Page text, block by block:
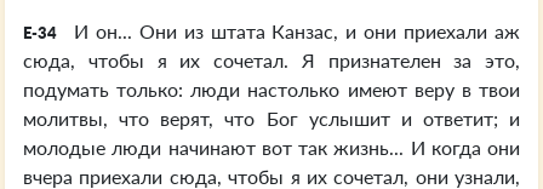
E-34
И он... Они из штата Канзас, и они приехали аж
сюда, чтобы я их сочетал. Я признателен за это,
подумать только: люди настолько имеют веру в твои
молитвы, что верят, что Бог услышит и ответит; и
молодые люди начинают вот так жизнь... И когда они
вчера приехали сюда, чтобы я их сочетал, они узнали,